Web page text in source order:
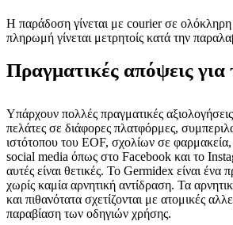
Η παράδοση γίνεται με courier σε
πληρωμή γίνεται μετρητοίς κατά την
Πραγματικές απόψεις
Υπάρχουν πολλές πραγματικές
πελάτες σε διάφορες πλατφόρμες,
ιστότοπου του EOF, σχολίων σε
social media όπως στο Facebook και το
αυτές είναι θετικές. Το Germidex είναι ένα
χωρίς καμία αρνητική αντίδραση. Τα
και πιθανότατα σχετίζονται με ατομικές
παραβίαση των οδηγιών χρήσης.